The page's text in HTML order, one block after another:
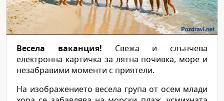
Весела ваканция! Свежа и слънчева
електронна картичка за лятна почивка, море и
незабравими моменти с приятели.
На изображението весела група от осем млади